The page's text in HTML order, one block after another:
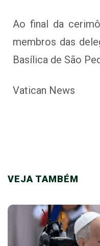
Ao final da
membros das
Basílica de São
Vatican News
VEJA TAMBÉM